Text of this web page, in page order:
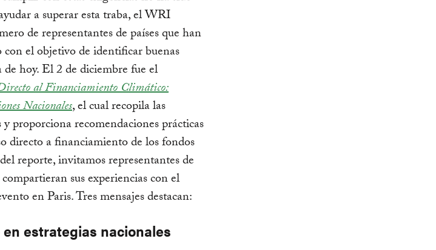
a superar esta traba, el WRI
de representantes de países que han
el objetivo de identificar buenas
hoy. El 2 de diciembre fue el
al Financiamiento Climático:
Nacionales, el cual recopila las
proporciona recomendaciones prácticas
directo a financiamiento de los fondos
reporte, invitamos representantes de
sus experiencias con el
en Paris. Tres mensajes destacan:
estrategias nacionales